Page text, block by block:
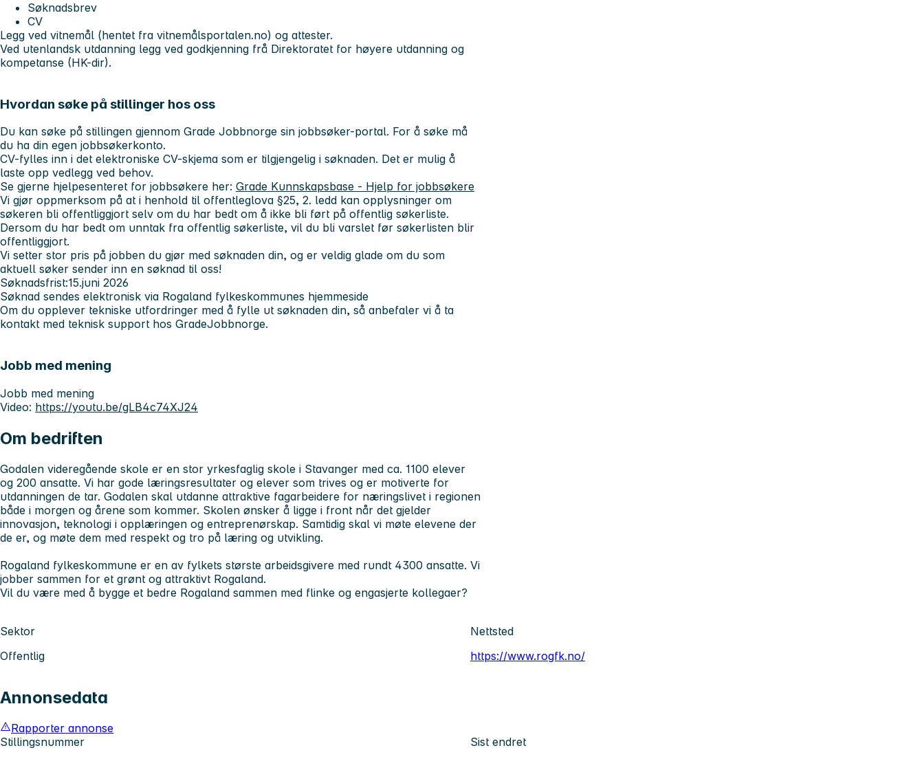
Søknadsbrev
CV
Legg ved vitnemål (hentet fra vitnemålsportalen.no) og attester.
Ved utenlandsk utdanning legg ved godkjenning frå Direktoratet for høyere utdanning og
kompetanse (HK-dir).
Hvordan søke på stillinger hos oss
Du kan søke på stillingen gjennom Grade Jobbnorge sin jobbsøker-portal. For å søke må
du ha din egen jobbsøkerkonto.
CV-fylles inn i det elektroniske CV-skjema som er tilgjengelig i søknaden. Det er mulig å
laste opp vedlegg ved behov.
Se gjerne hjelpesenteret for jobbsøkere her: Grade Kunnskapsbase - Hjelp for jobbsøkere
Vi gjør oppmerksom på at i henhold til offentleglova §25, 2. ledd kan opplysninger om
søkeren bli offentliggjort selv om du har bedt om å ikke bli ført på offentlig søkerliste.
Dersom du har bedt om unntak fra offentlig søkerliste, vil du bli varslet før søkerlisten blir
offentliggjort.
Vi setter stor pris på jobben du gjør med søknaden din, og er veldig glade om du som
aktuell søker sender inn en søknad til oss!
Søknadsfrist:15.juni 2026
Søknad sendes elektronisk via Rogaland fylkeskommunes hjemmeside
Om du opplever tekniske utfordringer med å fylle ut søknaden din, så anbefaler vi å ta
kontakt med teknisk support hos GradeJobbnorge.
Jobb med mening
Jobb med mening
Video: https://youtu.be/gLB4c74XJ24
Om bedriften
Godalen videregående skole er en stor yrkesfaglig skole i Stavanger med ca. 1100 elever
og 200 ansatte. Vi har gode læringsresultater og elever som trives og er motiverte for
utdanningen de tar. Godalen skal utdanne attraktive fagarbeidere for næringslivet i regionen
både i morgen og årene som kommer. Skolen ønsker å ligge i front når det gjelder
innovasjon, teknologi i opplæringen og entreprenørskap. Samtidig skal vi møte elevene der
de er, og møte dem med respekt og tro på læring og utvikling.
Rogaland fylkeskommune er en av fylkets største arbeidsgivere med rundt 4300 ansatte. Vi
jobber sammen for et grønt og attraktivt Rogaland.
Vil du være med å bygge et bedre Rogaland sammen med flinke og engasjerte kollegaer?
Sektor
Offentlig
Nettsted
https://www.rogfk.no/
Annonsedata
Rapporter annonse
Stillingsnummer
Sist endret